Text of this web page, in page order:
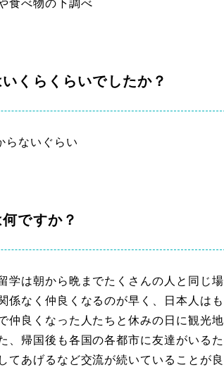
くらくらいでしたか？
らないぐらい
ですか？
学は朝から晩までたくさんの人と同じ
係なく仲良くなるのが早く、日本人は
仲良くなった人たちと休みの日に観光
、帰国後も各国の各都市に友達がいる
てあげるなど交流が続いていることが